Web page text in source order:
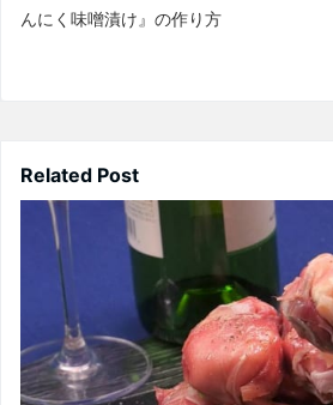
んにく味噌漬け』の作り方
Related Post